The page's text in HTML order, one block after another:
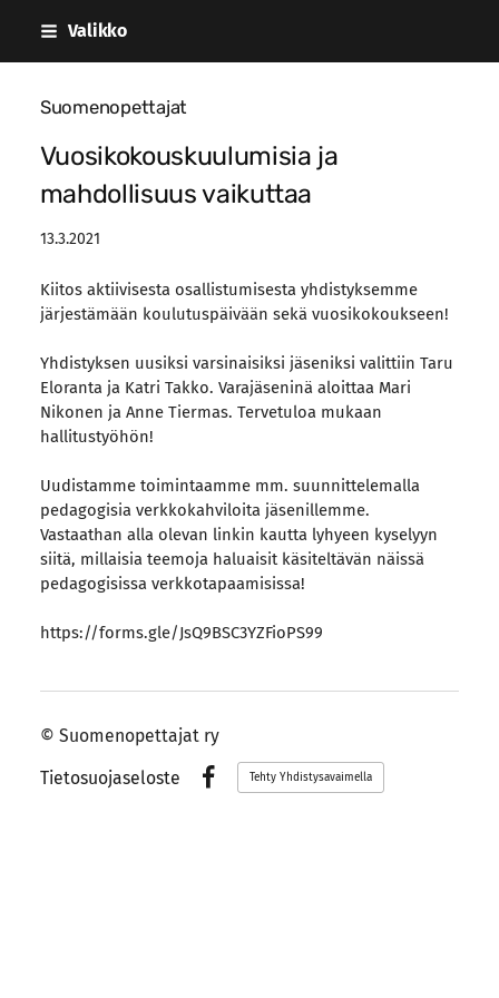
Siirry
Valikko
Suomenopettajat
Vuosikokouskuulumisia ja
mahdollisuus vaikuttaa
13.3.2021
Kiitos aktiivisesta osallistumisesta yhdistyksemme
järjestämään koulutuspäivään sekä vuosikokoukseen!
Yhdistyksen uusiksi varsinaisiksi jäseniksi valittiin Taru
Eloranta ja Katri Takko. Varajäseninä aloittaa Mari
Nikonen ja Anne Tiermas. Tervetuloa mukaan
hallitustyöhön!
Uudistamme toimintaamme mm. suunnittelemalla
pedagogisia verkkokahviloita jäsenillemme.
Vastaathan alla olevan linkin kautta lyhyeen kyselyyn
siitä, millaisia teemoja haluaisit käsiteltävän näissä
pedagogisissa verkkotapaamisissa!
https://forms.gle/JsQ9BSC3YZFioPS99
© Suomenopettajat ry
Tietosuojaseloste
Facebook
Tehty Yhdistysavaimella